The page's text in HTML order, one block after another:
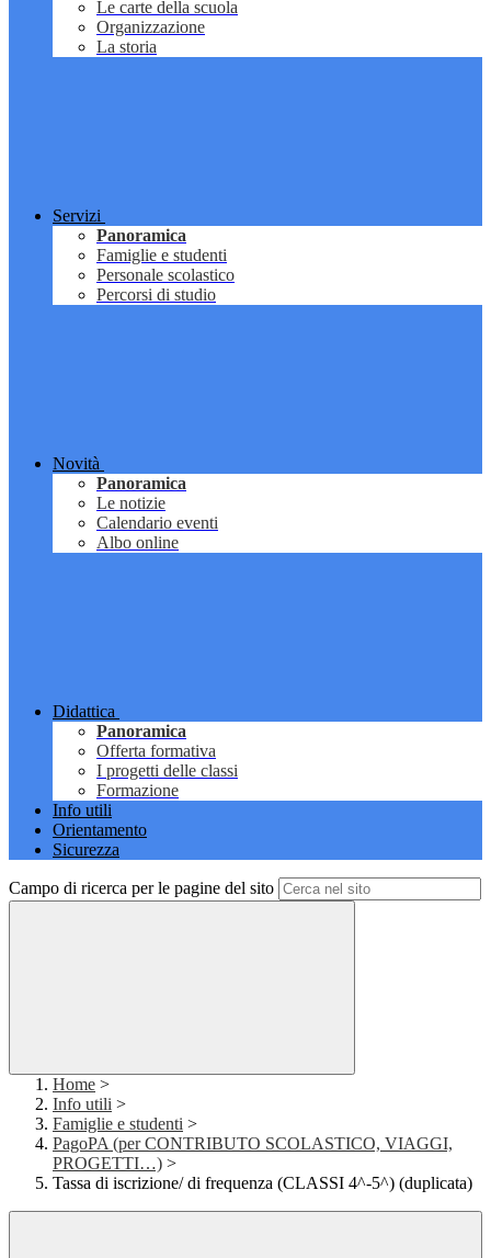
Le carte della scuola
Organizzazione
La storia
Servizi
Panoramica
Famiglie e studenti
Personale scolastico
Percorsi di studio
Novità
Panoramica
Le notizie
Calendario eventi
Albo online
Didattica
Panoramica
Offerta formativa
I progetti delle classi
Formazione
Info utili
Orientamento
Sicurezza
Campo di ricerca per le pagine del sito
Home >
Info utili >
Famiglie e studenti >
PagoPA (per CONTRIBUTO SCOLASTICO, VIAGGI,
PROGETTI…) >
Tassa di iscrizione/ di frequenza (CLASSI 4^-5^) (duplicata)